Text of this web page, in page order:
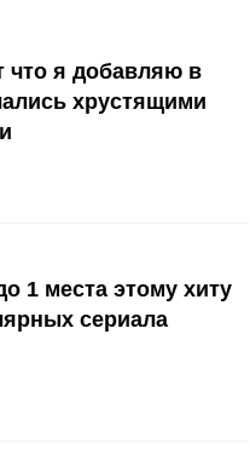
что я добавляю в
хрустящими
1 места этому хиту
сериала